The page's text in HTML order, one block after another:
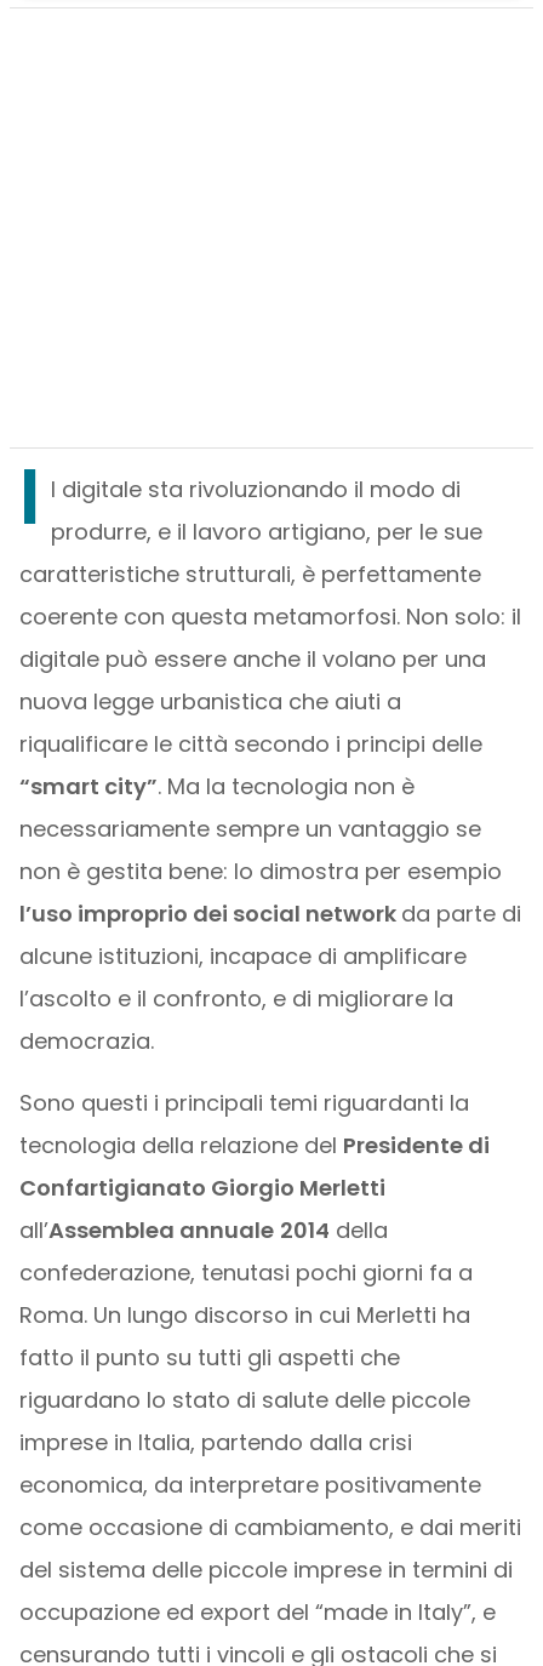
I l digitale sta rivoluzionando il modo di
produrre, e il lavoro artigiano, per le sue
caratteristiche strutturali, è perfettamente
coerente con questa metamorfosi. Non solo: il
digitale può essere anche il volano per una
nuova legge urbanistica che aiuti a
riqualificare le città secondo i principi delle
“smart city”. Ma la tecnologia non è
necessariamente sempre un vantaggio se
non è gestita bene: lo dimostra per esempio
l’uso improprio dei social network da parte di
alcune istituzioni, incapace di amplificare
l’ascolto e il confronto, e di migliorare la
democrazia.
Sono questi i principali temi riguardanti la
tecnologia della relazione del Presidente di
Confartigianato Giorgio Merletti
all’Assemblea annuale 2014 della
confederazione, tenutasi pochi giorni fa a
Roma. Un lungo discorso in cui Merletti ha
fatto il punto su tutti gli aspetti che
riguardano lo stato di salute delle piccole
imprese in Italia, partendo dalla crisi
economica, da interpretare positivamente
come occasione di cambiamento, e dai meriti
del sistema delle piccole imprese in termini di
occupazione ed export del “made in Italy”, e
censurando tutti i vincoli e gli ostacoli che si